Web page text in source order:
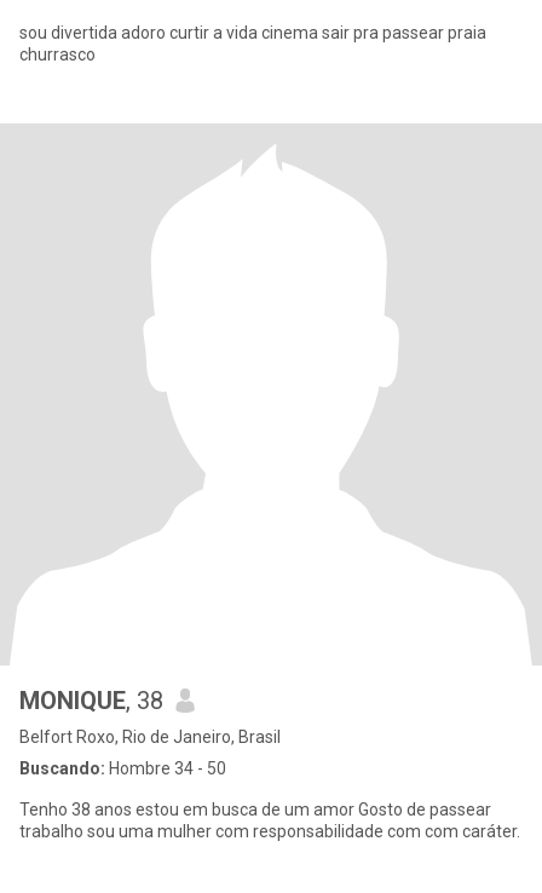
sou divertida adoro curtir a vida cinema sair pra passear praia
churrasco
MONIQUE, 38
Belfort Roxo, Rio de Janeiro, Brasil
Buscando: Hombre 34 - 50
Tenho 38 anos estou em busca de um amor Gosto de passear
trabalho sou uma mulher com responsabilidade com com caráter.